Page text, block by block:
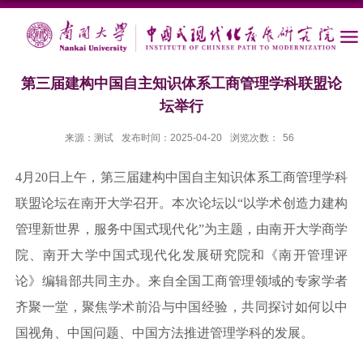
第三届建构中国自主知识体系工商管理学科联盟论
坛举行
来源：测试 发布时间：2025-04-20 浏览次数： 56
4月20日上午，第三届建构中国自主知识体系工商管理学科
联盟论坛在南开大学召开。本次论坛以“以学术创造力建构
管理新世界，服务中国式现代化”为主题，由南开大学商学
院、南开大学中国式现代化发展研究院和《南开管理评
论》编辑部共同主办。来自全国工商管理领域的专家学者
齐聚一堂，聚焦学术前沿与中国经验，共同探讨如何以中
国视角、中国问题、中国方法推进管理学科的发展。